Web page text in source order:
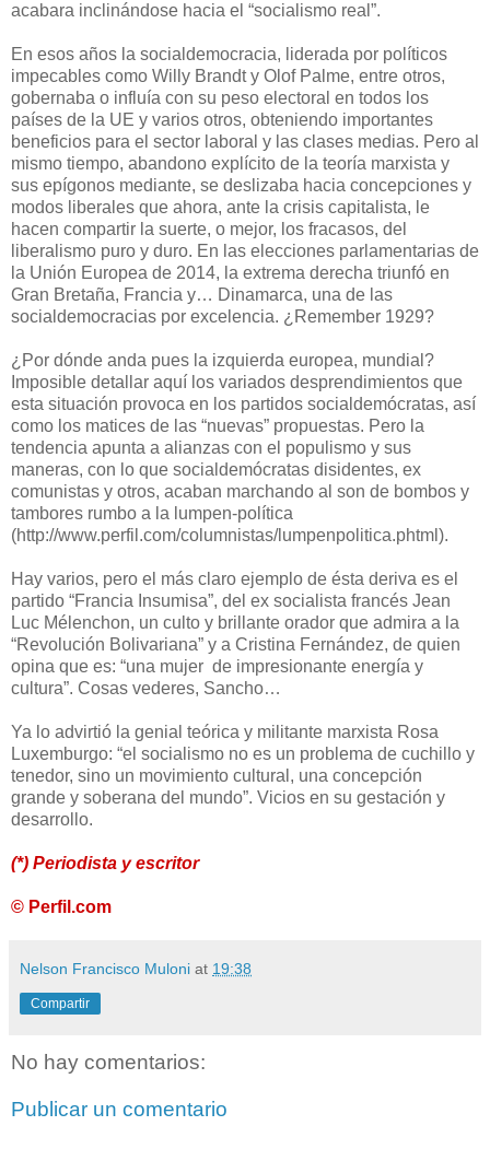
acabara inclinándose hacia el “socialismo real”.
En esos años la socialdemocracia, liderada por políticos
impecables como Willy Brandt y Olof Palme, entre otros,
gobernaba o influía con su peso electoral en todos los
países de la UE y varios otros, obteniendo importantes
beneficios para el sector laboral y las clases medias. Pero al
mismo tiempo, abandono explícito de la teoría marxista y
sus epígonos mediante, se deslizaba hacia concepciones y
modos liberales que ahora, ante la crisis capitalista, le
hacen compartir la suerte, o mejor, los fracasos, del
liberalismo puro y duro. En las elecciones parlamentarias de
la Unión Europea de 2014, la extrema derecha triunfó en
Gran Bretaña, Francia y… Dinamarca, una de las
socialdemocracias por excelencia. ¿Remember 1929?
¿Por dónde anda pues la izquierda europea, mundial?
Imposible detallar aquí los variados desprendimientos que
esta situación provoca en los partidos socialdemócratas, así
como los matices de las “nuevas” propuestas. Pero la
tendencia apunta a alianzas con el populismo y sus
maneras, con lo que socialdemócratas disidentes, ex
comunistas y otros, acaban marchando al son de bombos y
tambores rumbo a la lumpen-política
(http://www.perfil.com/columnistas/lumpenpolitica.phtml).
Hay varios, pero el más claro ejemplo de ésta deriva es el
partido “Francia Insumisa”, del ex socialista francés Jean
Luc Mélenchon, un culto y brillante orador que admira a la
“Revolución Bolivariana” y a Cristina Fernández, de quien
opina que es: “una mujer de impresionante energía y
cultura”. Cosas vederes, Sancho…
Ya lo advirtió la genial teórica y militante marxista Rosa
Luxemburgo: “el socialismo no es un problema de cuchillo y
tenedor, sino un movimiento cultural, una concepción
grande y soberana del mundo”. Vicios en su gestación y
desarrollo.
(*) Periodista y escritor
© Perfil.com
Nelson Francisco Muloni at 19:38
Compartir
No hay comentarios:
Publicar un comentario